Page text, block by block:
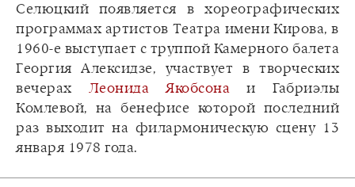
Селюцкий появляется в хореографических
программах артистов Театра имени Кирова, в
1960-е выступает с труппой Камерного балета
Георгия Алексидзе, участвует в творческих
вечерах Леонида Якобсона и Габриэлы
Комлевой, на бенефисе которой последний
раз выходит на филармоническую сцену 13
января 1978 года.